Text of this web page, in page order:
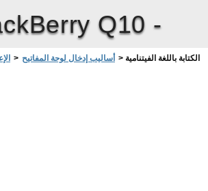
Q10 -
> أساليب إدخال لوحة المفاتيح > الكتابة باللغة الفيتنامية